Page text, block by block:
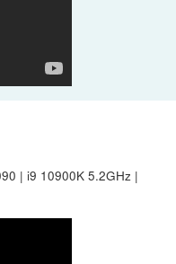
| i9 10900K 5.2GHz |